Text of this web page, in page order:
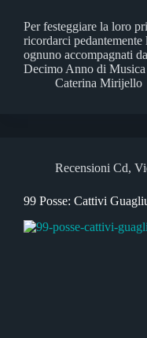
Per festeggiare la loro
ricordarci
ognuno accompagnati
Decimo Anno di
Caterina Mirijello
Recensioni Cd,
99 Posse: Cattivi